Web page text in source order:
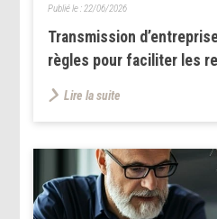
Transmission
règles pour faciliter les
Publié le : 22/06/2026
Lire la suite